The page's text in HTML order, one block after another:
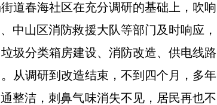
道春海社区在充分调研的基础上，吹响
中山区消防救援大队等部门及时响应，
圾分类箱房建设、消防改造、供电线路
从调研到改造结束，不到四个月，多年
整洁，刺鼻气味消失不见，居民再也不